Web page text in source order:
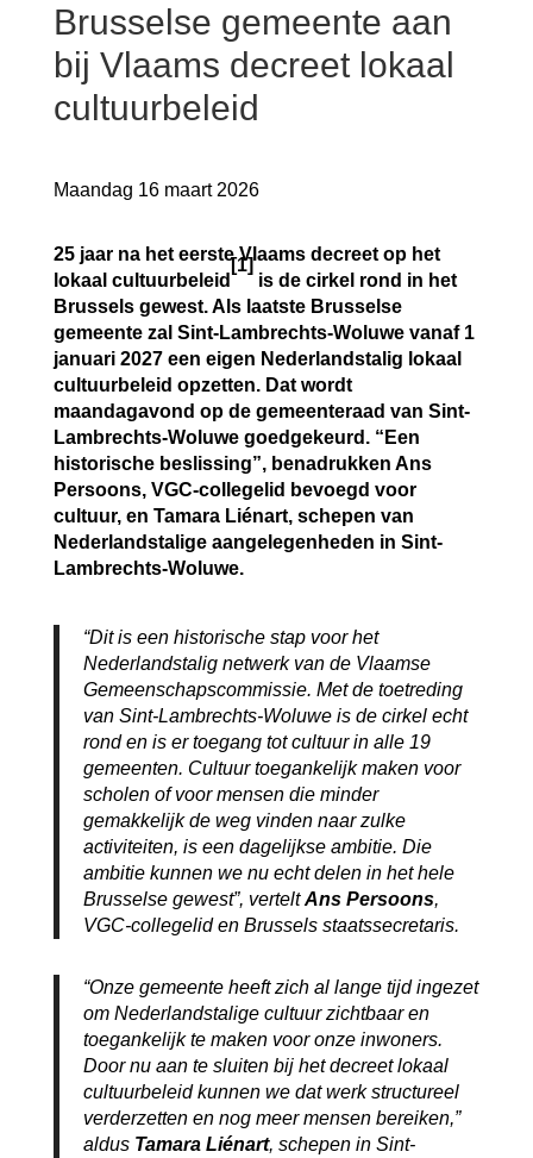
Brusselse gemeente aan
bij Vlaams decreet lokaal
cultuurbeleid
Maandag 16 maart 2026
25 jaar na het eerste Vlaams decreet op het
lokaal cultuurbeleid
[1]
is de cirkel rond in het
Brussels gewest. Als laatste Brusselse
gemeente zal Sint-Lambrechts-Woluwe vanaf 1
januari 2027 een eigen Nederlandstalig lokaal
cultuurbeleid opzetten. Dat wordt
maandagavond op de gemeenteraad van Sint-
Lambrechts-Woluwe goedgekeurd. “Een
historische beslissing”, benadrukken Ans
Persoons, VGC-collegelid bevoegd voor
cultuur, en Tamara Liénart, schepen van
Nederlandstalige aangelegenheden in Sint-
Lambrechts-Woluwe.
“Dit is een historische stap voor het
Nederlandstalig netwerk van de Vlaamse
Gemeenschapscommissie. Met de toetreding
van Sint-Lambrechts-Woluwe is de cirkel echt
rond en is er toegang tot cultuur in alle 19
gemeenten. Cultuur toegankelijk maken voor
scholen of voor mensen die minder
gemakkelijk de weg vinden naar zulke
activiteiten, is een dagelijkse ambitie. Die
ambitie kunnen we nu echt delen in het hele
Brusselse gewest”, verteltAns Persoons,
VGC-collegelid en Brussels staatssecretaris.
“Onze gemeente heeft zich al lange tijd ingezet
om Nederlandstalige cultuur zichtbaar en
toegankelijk te maken voor onze inwoners.
Door nu aan te sluiten bij het decreet lokaal
cultuurbeleid kunnen we dat werk structureel
verderzetten en nog meer mensen bereiken,”
aldus Tamara Liénart, schepen in Sint-